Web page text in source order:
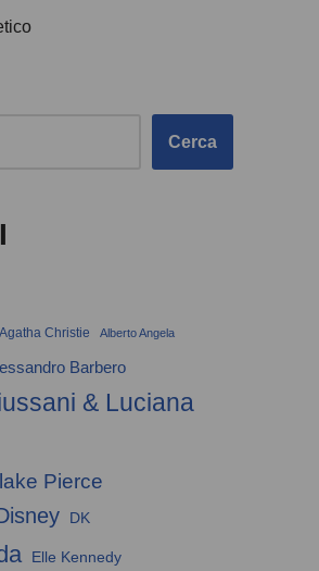
Cerca
Agatha Christie Alberto Angela
Barbero
& Luciana
Pierce
DK
Elle Kennedy